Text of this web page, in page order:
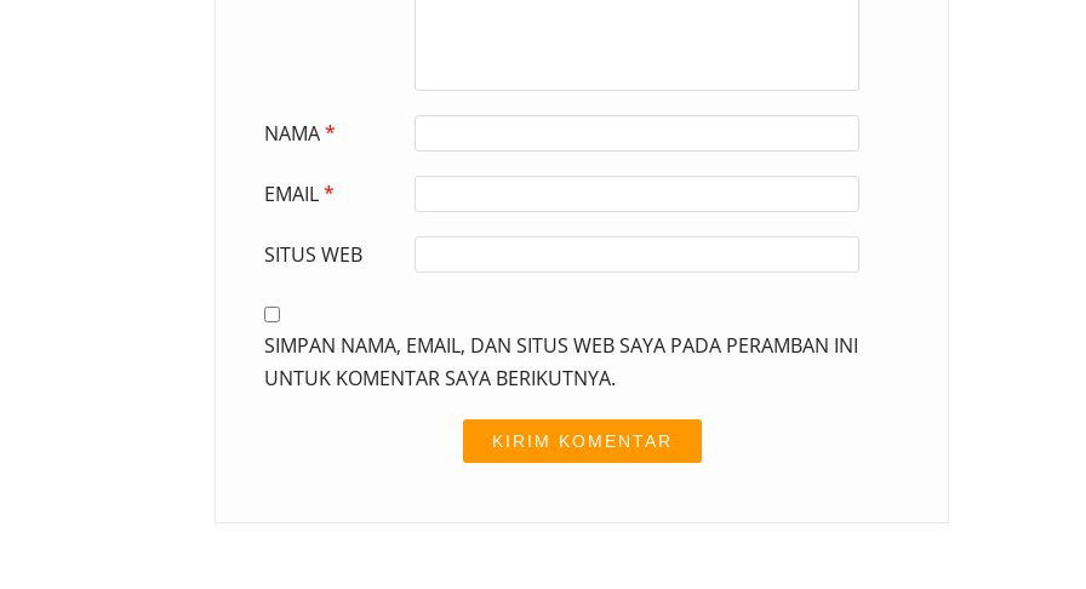
NAMA*
EMAIL*
SITUS WEB
SIMPAN NAMA, EMAIL, DAN SITUS WEB SAYA PADA PERAMBAN INI
UNTUK KOMENTAR SAYA BERIKUTNYA.